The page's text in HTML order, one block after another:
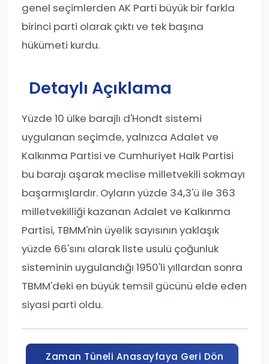
genel seçimlerden AK Parti büyük bir farkla
birinci parti olarak çıktı ve tek başına
hükümeti kurdu.
Detaylı Açıklama
Yüzde 10 ülke barajlı d'Hondt sistemi
uygulanan seçimde, yalnızca Adalet ve
Kalkınma Partisi ve Cumhuriyet Halk Partisi
bu barajı aşarak meclise milletvekili sokmayı
başarmışlardır. Oyların yüzde 34,3'ü ile 363
milletvekilliği kazanan Adalet ve Kalkınma
Partisi, TBMM'nin üyelik sayısının yaklaşık
yüzde 66'sını alarak liste usulü çoğunluk
sisteminin uygulandığı 1950'li yıllardan sonra
TBMM'deki en büyük temsil gücünü elde eden
siyasi parti oldu.
Zaman Tüneli Anasayfaya Geri Dön